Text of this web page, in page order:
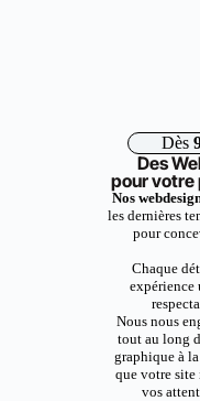
Dès
Des
pour votre
Nos
les dernières
pour
Chaque
Nous nous
tout au long
graphique à
que votre site
vos